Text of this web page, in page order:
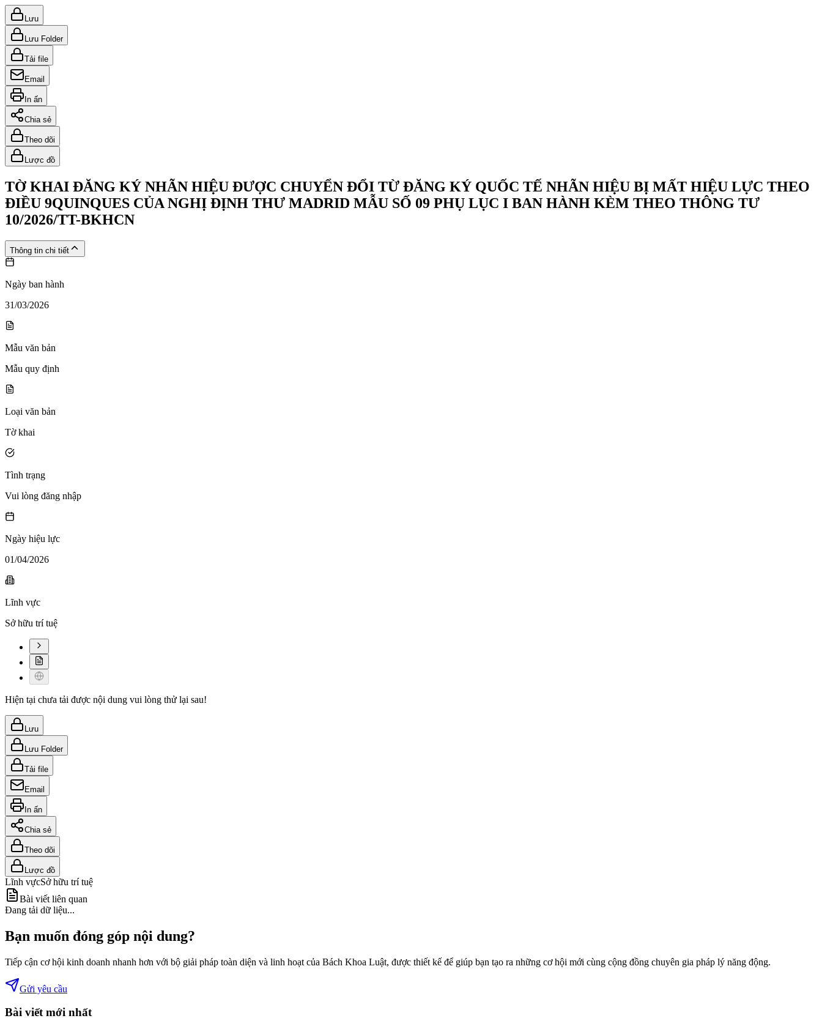
Lưu
Lưu Folder
Tải file
Email
In ấn
Chia sẻ
Theo dõi
Lược đồ
TỜ KHAI ĐĂNG KÝ NHÃN HIỆU ĐƯỢC CHUYỂN ĐỔI TỪ ĐĂNG KÝ QUỐC TẾ NHÃN HIỆU BỊ MẤT HIỆU LỰC THEO
ĐIỀU 9QUINQUES CỦA NGHỊ ĐỊNH THƯ MADRID MẪU SỐ 09 PHỤ LỤC I BAN HÀNH KÈM THEO THÔNG TƯ
10/2026/TT-BKHCN
Thông tin chi tiết
Ngày ban hành
31/03/2026
Mẫu văn bản
Mẫu quy định
Loại văn bản
Tờ khai
Tình trạng
Vui lòng đăng nhập
Ngày hiệu lực
01/04/2026
Lĩnh vực
Sở hữu trí tuệ
Hiện tại chưa tải được nội dung vui lòng thử lại sau!
Lưu
Lưu Folder
Tải file
Email
In ấn
Chia sẻ
Theo dõi
Lược đồ
Lĩnh vựcSở hữu trí tuệ
Bài viết liên quan
Đang tải dữ liệu...
Bạn muốn đóng góp nội dung?
Tiếp cận cơ hội kinh doanh nhanh hơn với bộ giải pháp toàn diện và linh hoạt của Bách Khoa Luật, được thiết kế để giúp bạn tạo ra những cơ hội mới cùng cộng đồng chuyên gia pháp lý năng động.
Gửi yêu cầu
Bài viết mới nhất